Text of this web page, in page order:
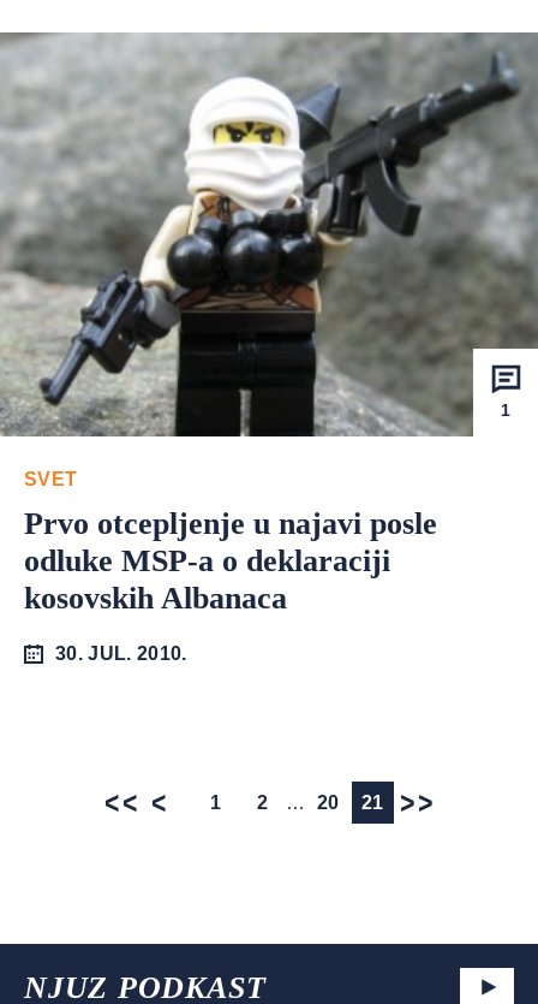
1
SVET
Prvo otcepljenje u najavi posle
odluke MSP-a o deklaraciji
kosovskih Albanaca
30. JUL. 2010.
1 2 … 20 21
NJUZ PODKAST